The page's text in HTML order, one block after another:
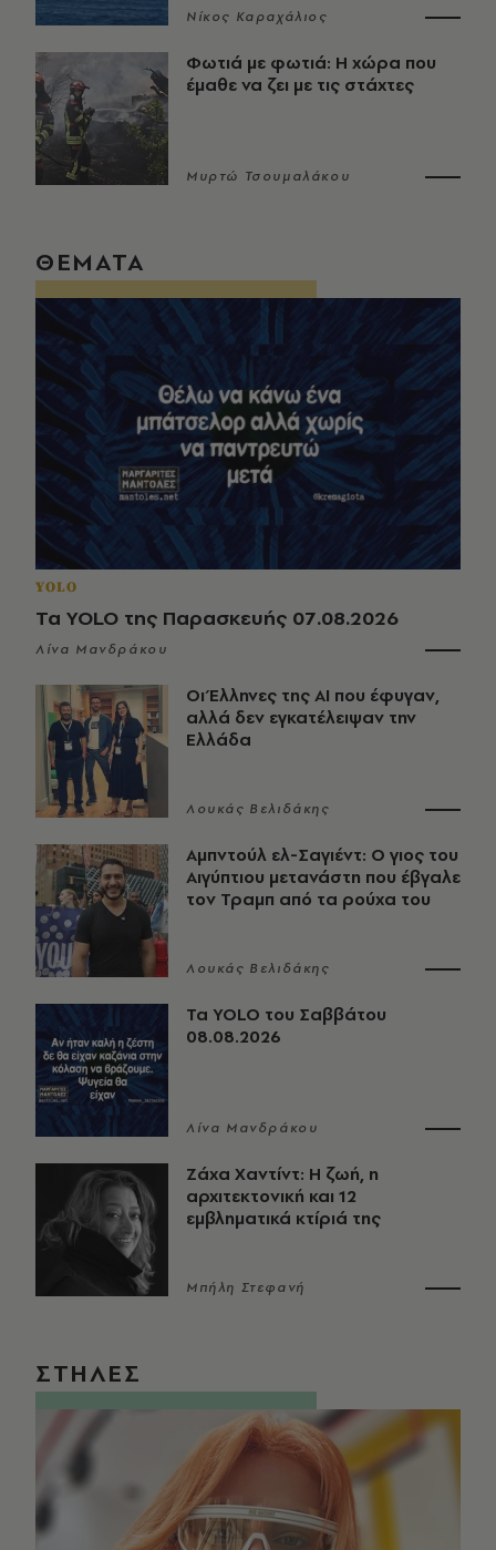
Νίκος Καραχάλιος
Φωτιά με φωτιά: Η χώρα που
έμαθε να ζει με τις στάχτες
Μυρτώ Τσουμαλάκου
ΘΕΜΑΤΑ
YOLO
Τα YOLO της Παρασκευής 07.08.2026
Λίνα Μανδράκου
Οι Έλληνες της ΑΙ που έφυγαν,
αλλά δεν εγκατέλειψαν την
Ελλάδα
Λουκάς Βελιδάκης
Αμπντούλ ελ-Σαγιέντ: Ο γιος του
Αιγύπτιου μετανάστη που έβγαλε
τον Τραμπ από τα ρούχα του
Λουκάς Βελιδάκης
Τα YOLO του Σαββάτου
08.08.2026
Λίνα Μανδράκου
Ζάχα Χαντίντ: Η ζωή, η
αρχιτεκτονική και 12
εμβληματικά κτίριά της
Μπήλη Στεφανή
ΣΤΗΛΕΣ